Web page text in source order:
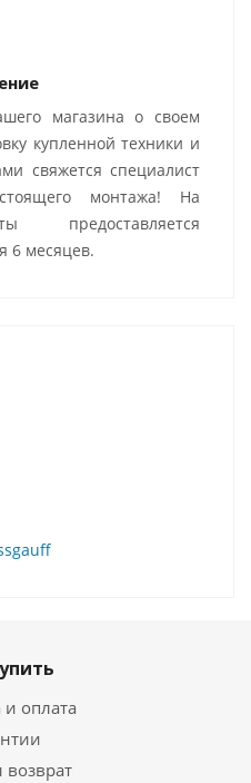
магазина о своем
купленной техники и
свяжется специалист
монтажа! На
предоставляется
6 месяцев.
и оплата